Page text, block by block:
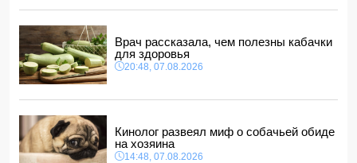
сотрудничество с КСИР
11:40, 08.08.2026
Фон дер Ляйен захотела пресечь доходы России «со
всех сторон»
11:34, 08.08.2026
Врач рассказала, чем полезны кабачки
для здоровья
20:48, 07.08.2026
Кинолог развеял миф о собачьей обиде
на хозяина
14:48, 07.08.2026